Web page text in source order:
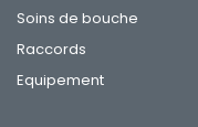
Soins de bouche
Raccords
Equipement